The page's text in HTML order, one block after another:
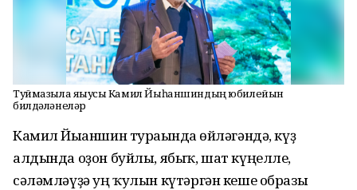
Туймазыла яҙыусы Камил Йыһаншиндың юбилейын
билдәләнеләр
Камил Йыһаншин тураһында һөйләгәндә, күҙ
алдында оҙон буйлы, ябыҡ, шат күңелле,
сәләмләүҙә уң ҡулын күтәргән кеше образы